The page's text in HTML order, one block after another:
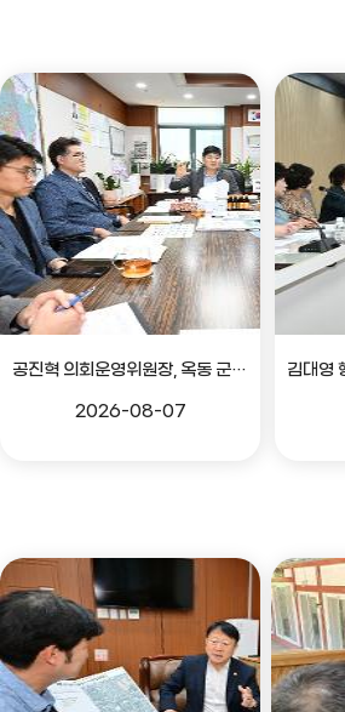
공진혁 의회운영위원장, 옥동 군부대 이전지 양동마을 주민지원사업 점검
2026-08-07